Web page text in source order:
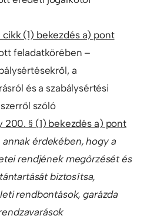
(1) bekezdés a) pont
feladatkörében –
a
és a szabálysértési
szóló
200. § (1) bekezdés a) pont
annak érdekében, hogy a
rendjének megőrzését és
biztosítsa,
rendbontások, garázda